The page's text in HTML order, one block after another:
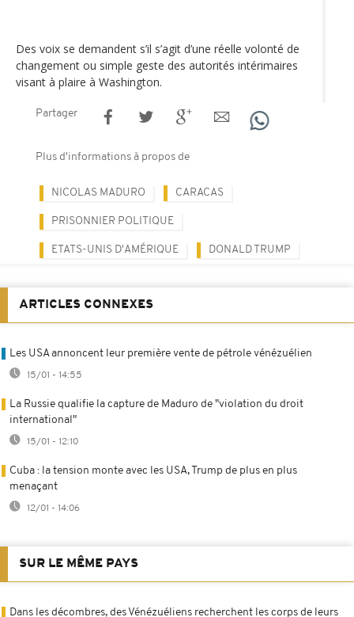
Des voix se demandent s’il s’agit d’une réelle volonté de
changement ou simple geste des autorités intérimaires
visant à plaire à Washington.
Partager
Plus d'informations à propos de
NICOLAS MADURO CARACAS
PRISONNIER POLITIQUE
ETATS-UNIS D'AMÉRIQUE DONALD TRUMP
ARTICLES CONNEXES
Les USA annoncent leur première vente de pétrole vénézuélien
15/01 - 14:55
La Russie qualifie la capture de Maduro de "violation du droit
international"
15/01 - 12:10
Cuba : la tension monte avec les USA, Trump de plus en plus
menaçant
12/01 - 14:06
SUR LE MÊME PAYS
Dans les décombres, des Vénézuéliens recherchent les corps de leurs